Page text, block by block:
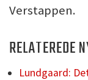
Verstappen.
RELATEREDE
Lundgaard: